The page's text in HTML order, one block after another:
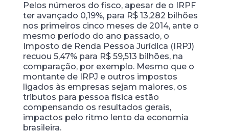
Pelos números do fisco, apesar de o IRPF
ter avançado 0,19%, para R$ 13,282 bilhões
nos primeiros cinco meses de 2014, ante o
mesmo período do ano passado, o
Imposto de Renda Pessoa Jurídica (IRPJ)
recuou 5,47% para R$ 59,513 bilhões, na
comparação, por exemplo. Mesmo que o
montante de IRPJ e outros impostos
ligados às empresas sejam maiores, os
tributos para pessoa física estão
compensando os resultados gerais,
impactos pelo ritmo lento da economia
brasileira.